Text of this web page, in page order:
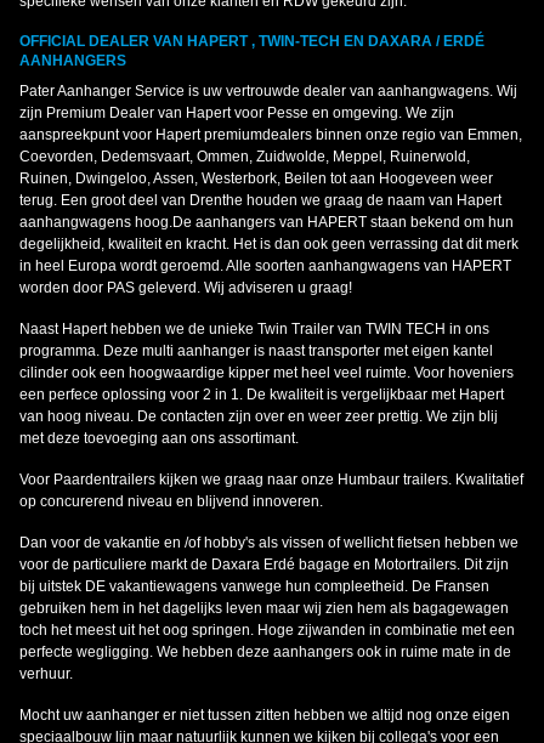
OFFICIAL DEALER VAN HAPERT , TWIN-TECH EN DAXARA / ERDÉ
AANHANGERS
Pater Aanhanger Service is uw vertrouwde dealer van aanhangwagens. Wij
zijn Premium Dealer van Hapert voor Pesse en omgeving. We zijn
aanspreekpunt voor Hapert premiumdealers binnen onze regio van Emmen,
Coevorden, Dedemsvaart, Ommen, Zuidwolde, Meppel, Ruinerwold,
Ruinen, Dwingeloo, Assen, Westerbork, Beilen tot aan Hoogeveen weer
terug. Een groot deel van Drenthe houden we graag de naam van Hapert
aanhangwagens hoog.De aanhangers van HAPERT staan bekend om hun
degelijkheid, kwaliteit en kracht. Het is dan ook geen verrassing dat dit merk
in heel Europa wordt geroemd. Alle soorten aanhangwagens van HAPERT
worden door PAS geleverd. Wij adviseren u graag!
Naast Hapert hebben we de unieke Twin Trailer van TWIN TECH in ons
programma. Deze multi aanhanger is naast transporter met eigen kantel
cilinder ook een hoogwaardige kipper met heel veel ruimte. Voor hoveniers
een perfece oplossing voor 2 in 1. De kwaliteit is vergelijkbaar met Hapert
van hoog niveau. De contacten zijn over en weer zeer prettig. We zijn blij
met deze toevoeging aan ons assortimant.
Voor Paardentrailers kijken we graag naar onze Humbaur trailers. Kwalitatief
op concurerend niveau en blijvend innoveren.
Dan voor de vakantie en /of hobby's als vissen of wellicht fietsen hebben we
voor de particuliere markt de Daxara Erdé bagage en Motortrailers. Dit zijn
bij uitstek DE vakantiewagens vanwege hun compleetheid. De Fransen
gebruiken hem in het dagelijks leven maar wij zien hem als bagagewagen
toch het meest uit het oog springen. Hoge zijwanden in combinatie met een
perfecte wegligging. We hebben deze aanhangers ook in ruime mate in de
verhuur.
Mocht uw aanhanger er niet tussen zitten hebben we altijd nog onze eigen
speciaalbouw lijn maar natuurlijk kunnen we kijken bij collega's voor een